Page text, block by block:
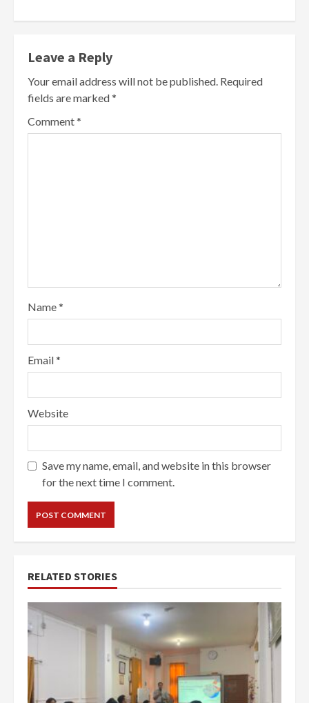
Leave a Reply
Your email address will not be published. Required
fields are marked*
Comment*
Name*
Email*
Website
Save my name, email, and website in this browser
for the next time I comment.
RELATED STORIES